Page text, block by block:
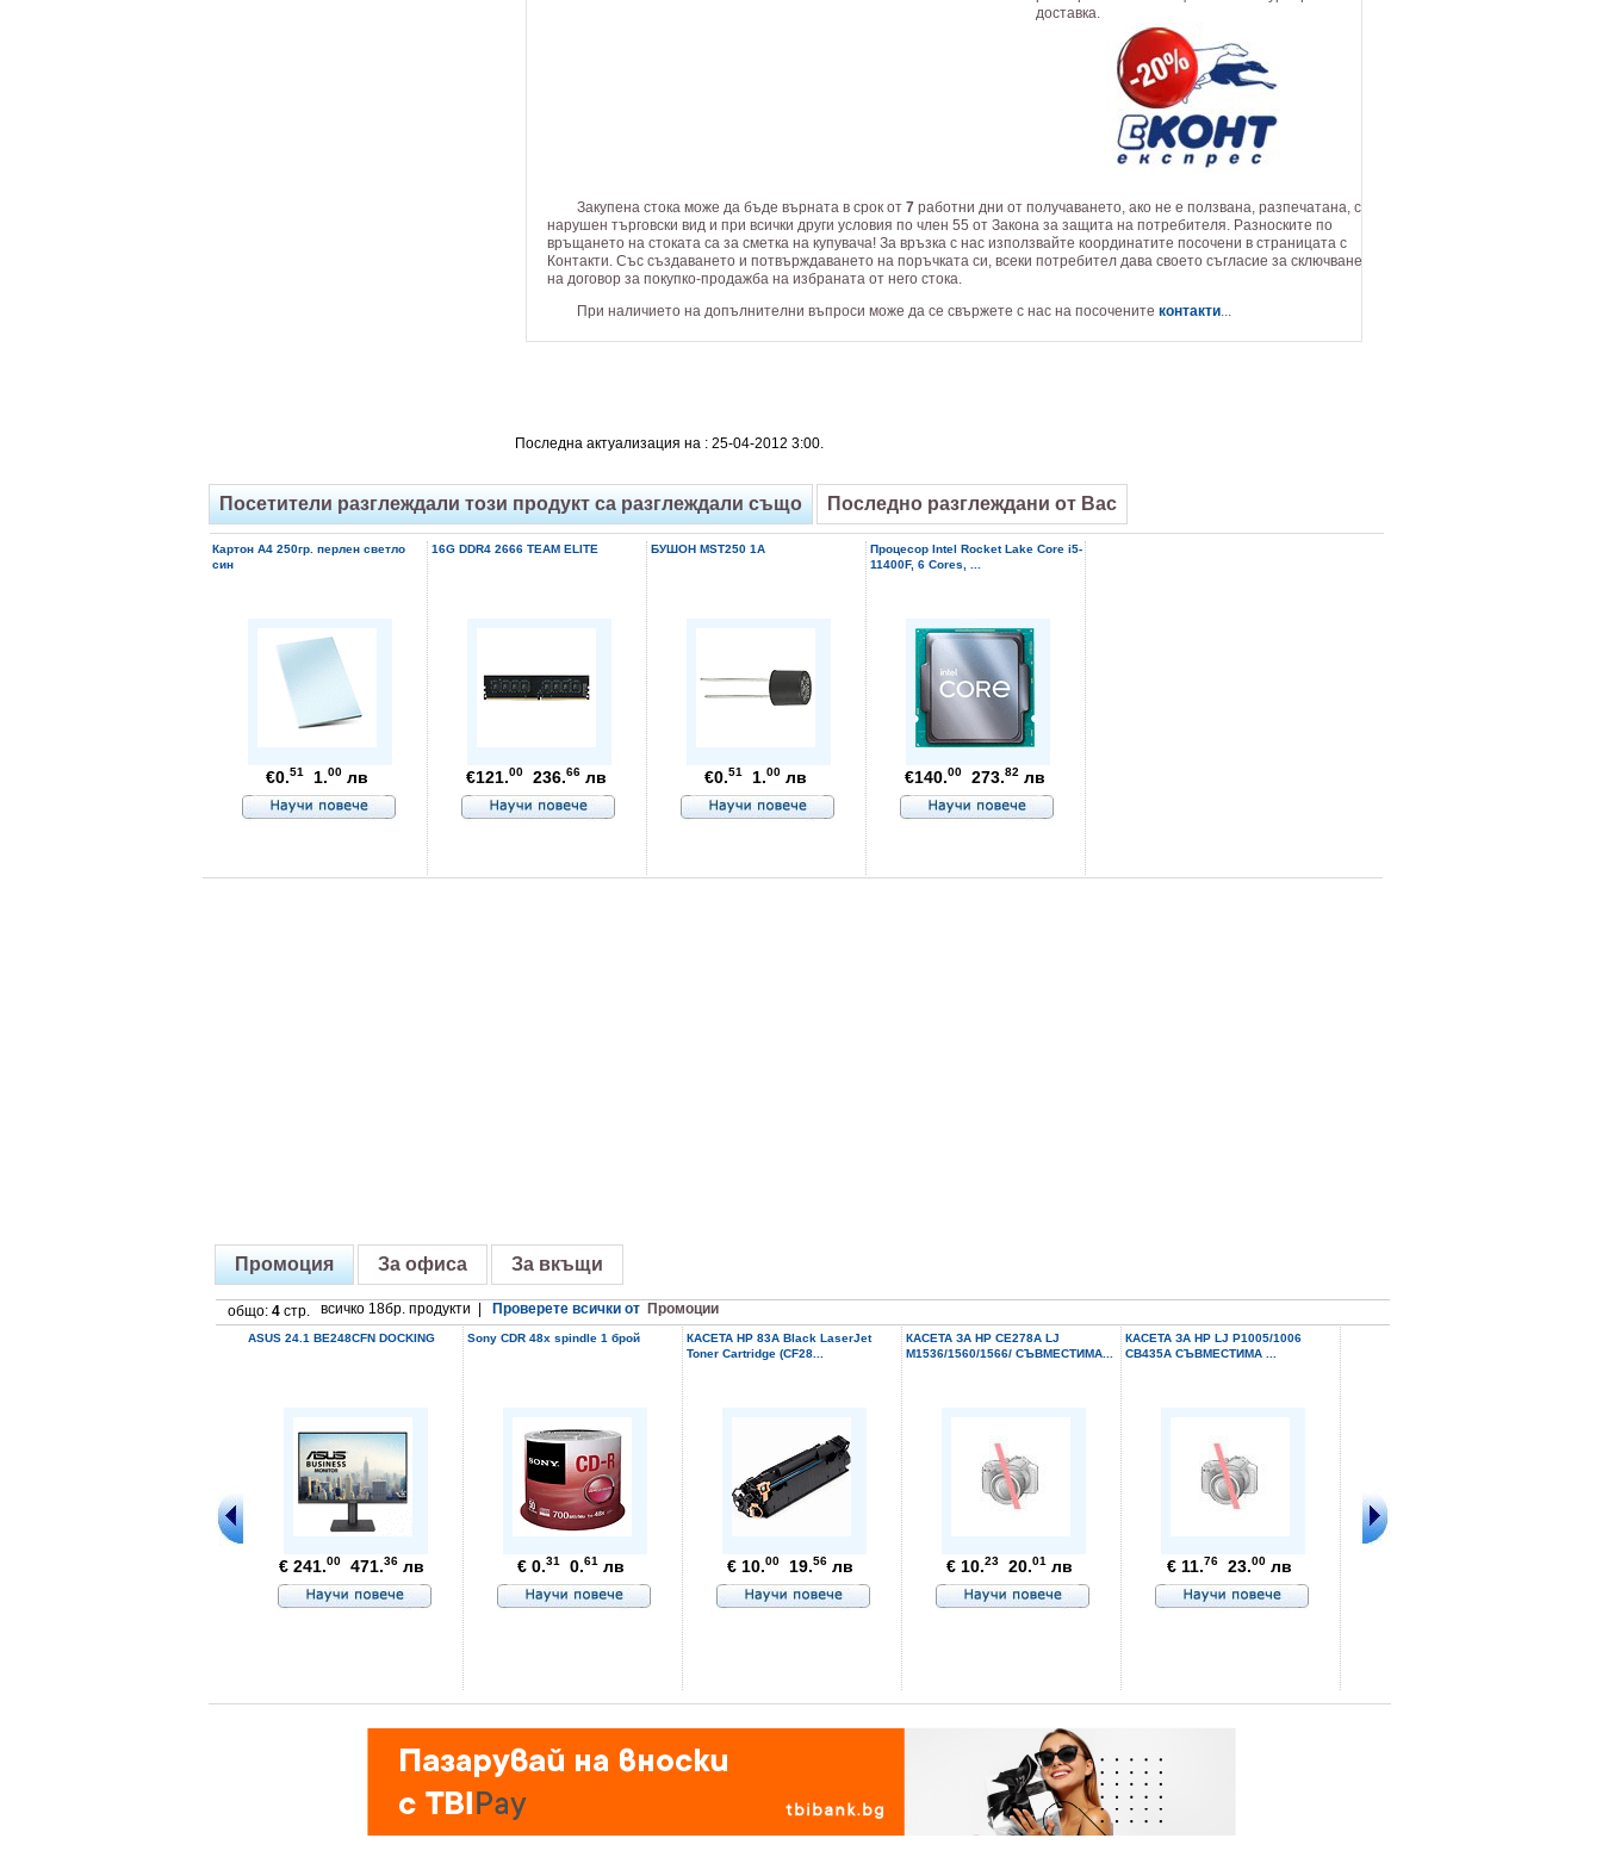
доставка.
Закупена стока може да бъде върната в срок от 7работни дни от получаването, ако не е ползвана, разпечатана, с
нарушен търговски вид и при всички други условия по член 55 от Закона за защита на потребителя. Разноските по
връщането на стоката са за сметка на купувача! За връзка с нас използвайте координатите посочени в страницата с
Контакти. Със създаването и потвърждаването на поръчката си, всеки потребител дава своето съгласие за сключване
на договор за покупко-продажба на избраната от него стока.
При наличието на допълнителни въпроси може да се свържете с нас на посочените контакти...
Последна актуализация на : 25-04-2012 3:00.
Посетители разглеждали този продукт са разглеждали също Последно разглеждани от Вас
Картон А4 250гр. перлен светло
син
€0.511.00 лв
16G DDR4 2666 TEAM ELITE
€121.00236.66 лв
БУШОН MST250 1A
€0.511.00 лв
Процесор Intel Rocket Lake Core i5-
11400F, 6 Cores, ...
€140.00273.82 лв
Промоция За офиса За вкъщи
общо: 4стр. всичко 18бр. продукти | Проверете всички от Промоции
ASUS 24.1 BE248CFN DOCKING
€ 241.00 471.36 лв
Sony CDR 48x spindle 1 брой
€ 0.31 0.61 лв
КАСЕТА HP 83A Black LaserJet
Toner Cartridge (CF28...
€ 10.00 19.56 лв
КАСЕТА ЗА HP CE278A LJ
M1536/1560/1566/ СЪВМЕСТИМА...
€ 10.23 20.01 лв
КАСЕТА ЗА HP LJ P1005/1006
CB435A СЪВМЕСТИМА ...
€ 11.7623.00 лв